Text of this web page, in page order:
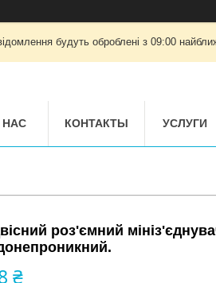
будуть оброблені з 09:00
НАС КОНТАКТЫ УСЛУГИ
роз'ємний
₴